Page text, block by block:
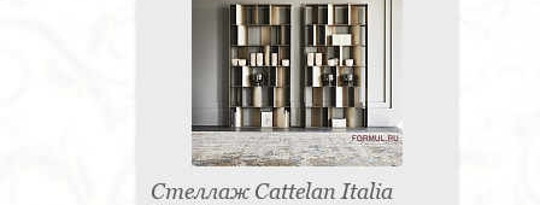
Стеллаж Cattelan Italia